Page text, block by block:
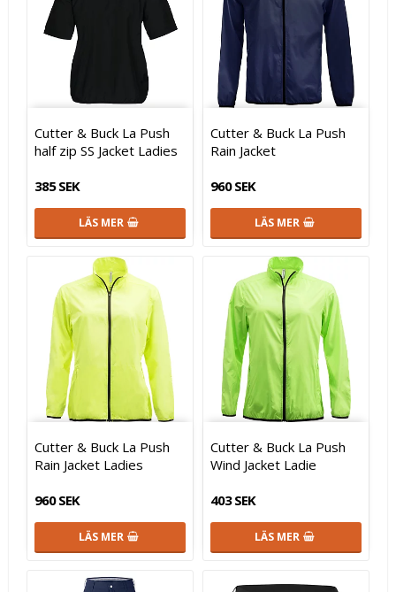
Cutter & Buck La Push
half zip SS Jacket Ladies
385 SEK
LÄS MER
Cutter & Buck La Push
Rain Jacket
960 SEK
LÄS MER
Cutter & Buck La Push
Rain Jacket Ladies
960 SEK
LÄS MER
Cutter & Buck La Push
Wind Jacket Ladie
403 SEK
LÄS MER